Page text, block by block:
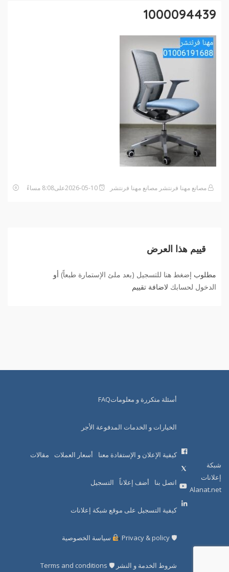
1000094439
مصانع مهنا فرنتشر مصانع مهنا فرنتشر
قييم هذا العرض
مطلوب إضغط هنا للتسجيل (بعد ملئ الإستمارة طبعاً) أو
الدخول لحسابك لاضافة تقييم
شبكة
إعلانات
Alanat.net
أسئلة متكررة و معلوماتFAQ
الخيارات و الخدمات المدفوعة الأجر
كيفية الإعلان و الإستفادة معنا أسعار العملات مقالات
اتصل بنا أضف إعلاناً التسجيل
كيفية التسجيل على موقع شبكة إعلانات
🛡 Privacy & policy سياسة الخصوصية
شروط الخدمة و النشر 🛡 Terms and conditions